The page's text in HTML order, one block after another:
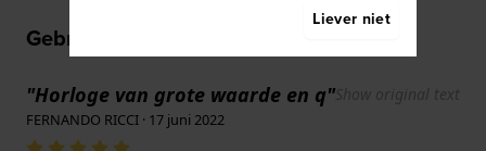
Gebruikerservaringen
"Horloge van grote waarde en q"Show original text
FERNANDO RICCI · 17 juni 2022
Liever niet